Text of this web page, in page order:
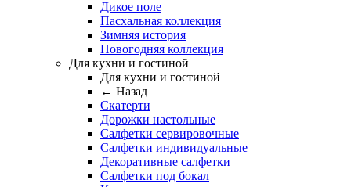
Дикое поле
Пасхальная коллекция
Зимняя история
Новогодняя коллекция
Для кухни и гостиной
Для кухни и гостиной
← Назад
Скатерти
Дорожки настольные
Салфетки сервировочные
Салфетки индивидуальные
Декоративные салфетки
Салфетки под бокал